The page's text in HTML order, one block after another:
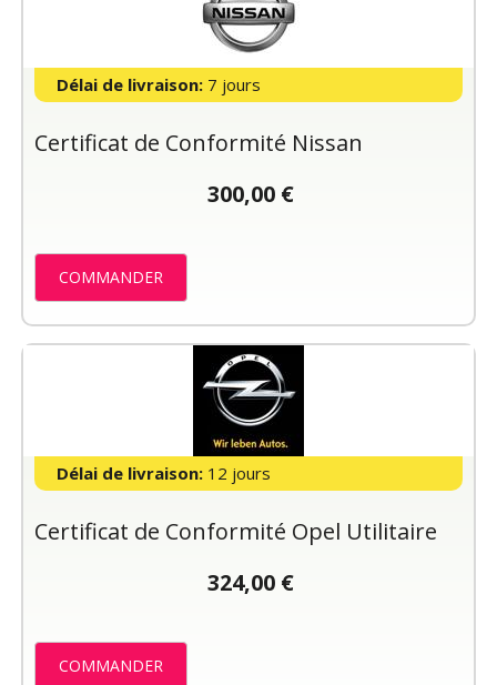
Délai de livraison: 7 jours
Certificat de Conformité Nissan
300,00 €
COMMANDER
Délai de livraison: 12 jours
Certificat de Conformité Opel Utilitaire
324,00 €
COMMANDER